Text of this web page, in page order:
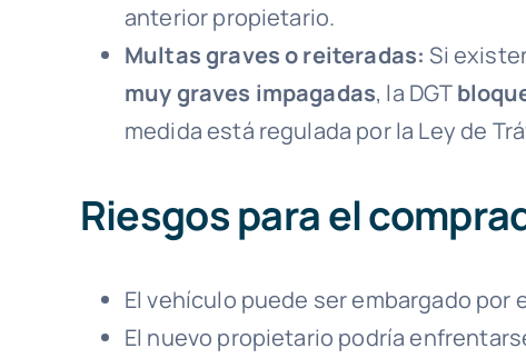
anterior propietario.
Multas graves o reiteradas: Si
muy graves impagadas, la DGT
medida está regulada por la Ley de
Riesgos para el
El vehículo puede ser embargado por
El nuevo propietario podría